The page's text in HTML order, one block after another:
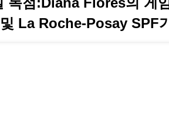
La Roche‑Posay SPF